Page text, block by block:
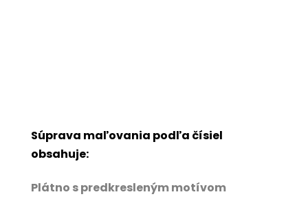
Súprava maľovania podľa čísiel
obsahuje:
Plátno s predkresleným motívom